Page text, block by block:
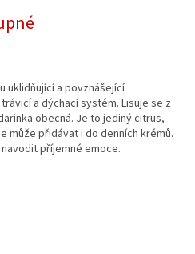
uklidňující a povznášející
a dýchací systém. Lisuje se z
obecná. Je to jediný citrus,
může přidávat i do denních krémů.
příjemné emoce.